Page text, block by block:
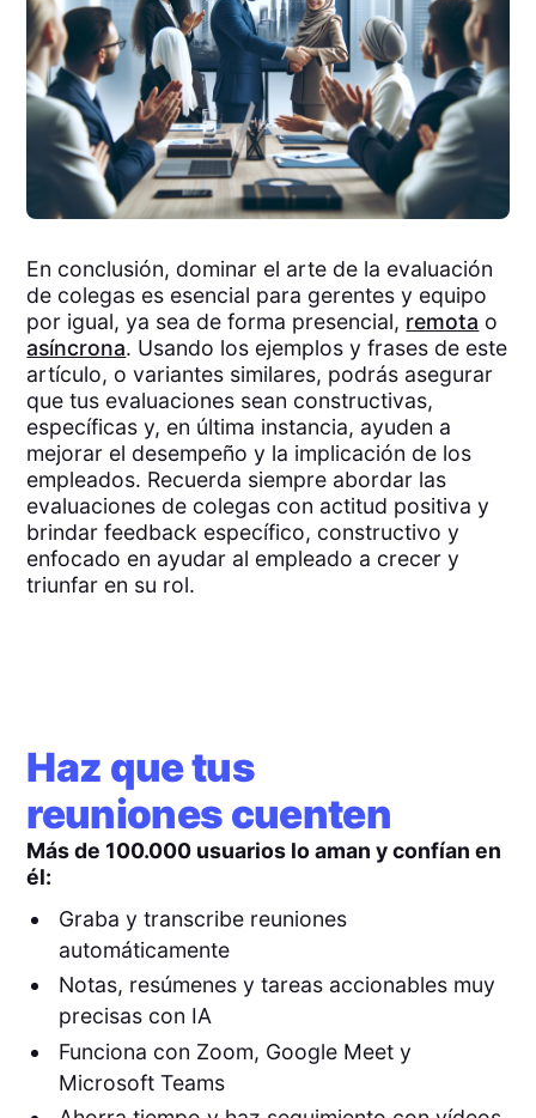
En conclusión, dominar el arte de la evaluación
de colegas es esencial para gerentes y equipo
por igual, ya sea de forma presencial, remota o
asíncrona. Usando los ejemplos y frases de este
artículo, o variantes similares, podrás asegurar
que tus evaluaciones sean constructivas,
específicas y, en última instancia, ayuden a
mejorar el desempeño y la implicación de los
empleados. Recuerda siempre abordar las
evaluaciones de colegas con actitud positiva y
brindar feedback específico, constructivo y
enfocado en ayudar al empleado a crecer y
triunfar en su rol.
Haz que tus
reuniones cuenten
Más de 100.000 usuarios lo aman y confían en
él:
Graba y transcribe reuniones
automáticamente
Notas, resúmenes y tareas accionables muy
precisas con IA
Funciona con Zoom, Google Meet y
Microsoft Teams